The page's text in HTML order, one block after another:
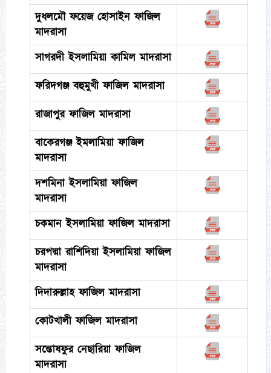
দুধলমৌ ফয়েজ হোসাইন ফাজিল
মাদরাসা
সাগরদী ইসলামিয়া কামিল মাদরাসা
ফরিদগঞ্জ বহুমুখী ফাজিল মাদরাসা
রাজাপুর ফাজিল মাদরাসা
বাকেরগঞ্জ ইমলামিয়া ফাজিল
মাদরাসা
দশমিনা ইসলামিয়া ফাজিল
মাদরাসা
চকমান ইসলামিয়া ফাজিল মাদরাসা
চরপদ্মা রাশিদিয়া ইসলামিয়া ফাজিল
মাদরাসা
দিদারুল্লাহ ফাজিল মাদরাসা
কোটখালী ফাজিল মাদরাসা
সন্তোষফুর নেছারিয়া ফাজিল
মাদরাসা